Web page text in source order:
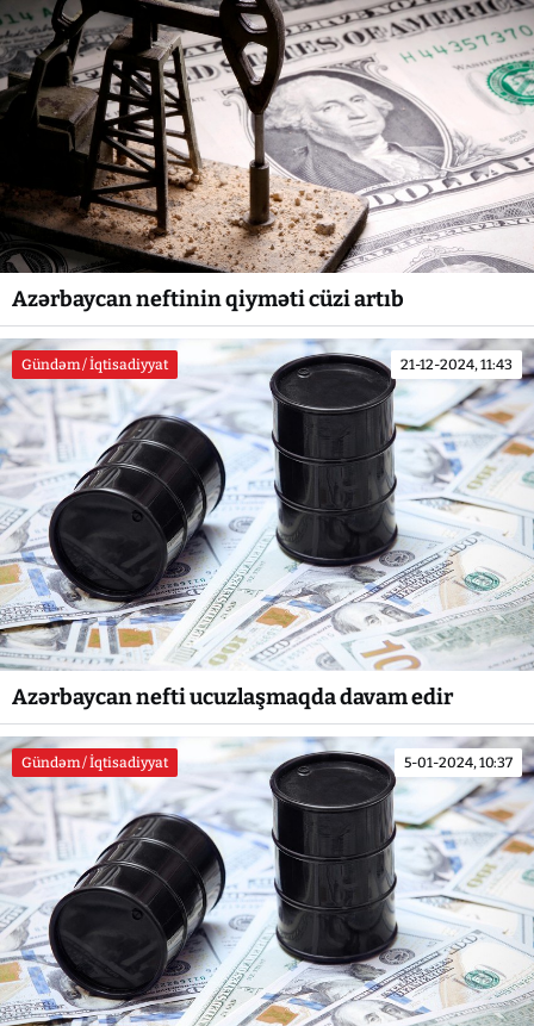
Azərbaycan neftinin qiyməti cüzi artıb
Gündəm / İqtisadiyyat 21-12-2024, 11:43
Azərbaycan nefti ucuzlaşmaqda davam edir
Gündəm / İqtisadiyyat 5-01-2024, 10:37